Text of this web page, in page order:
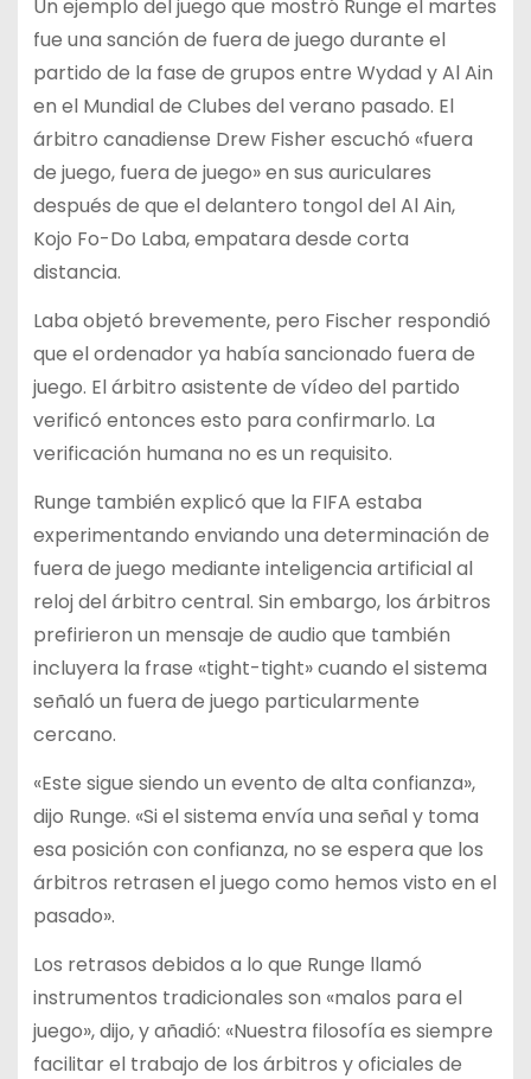
Un ejemplo del juego que mostró Runge el martes
fue una sanción de fuera de juego durante el
partido de la fase de grupos entre Wydad y Al Ain
en el Mundial de Clubes del verano pasado. El
árbitro canadiense Drew Fisher escuchó «fuera
de juego, fuera de juego» en sus auriculares
después de que el delantero tongol del Al Ain,
Kojo Fo-Do Laba, empatara desde corta
distancia.
Laba objetó brevemente, pero Fischer respondió
que el ordenador ya había sancionado fuera de
juego. El árbitro asistente de vídeo del partido
verificó entonces esto para confirmarlo. La
verificación humana no es un requisito.
Runge también explicó que la FIFA estaba
experimentando enviando una determinación de
fuera de juego mediante inteligencia artificial al
reloj del árbitro central. Sin embargo, los árbitros
prefirieron un mensaje de audio que también
incluyera la frase «tight-tight» cuando el sistema
señaló un fuera de juego particularmente
cercano.
«Este sigue siendo un evento de alta confianza»,
dijo Runge. «Si el sistema envía una señal y toma
esa posición con confianza, no se espera que los
árbitros retrasen el juego como hemos visto en el
pasado».
Los retrasos debidos a lo que Runge llamó
instrumentos tradicionales son «malos para el
juego», dijo, y añadió: «Nuestra filosofía es siempre
facilitar el trabajo de los árbitros y oficiales de